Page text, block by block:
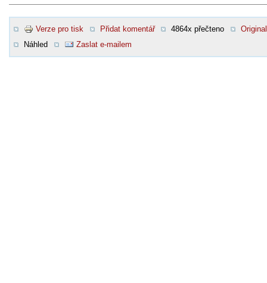
Verze pro tisk Přidat komentář 4864x přečteno
Original
Náhled
Zaslat e-mailem